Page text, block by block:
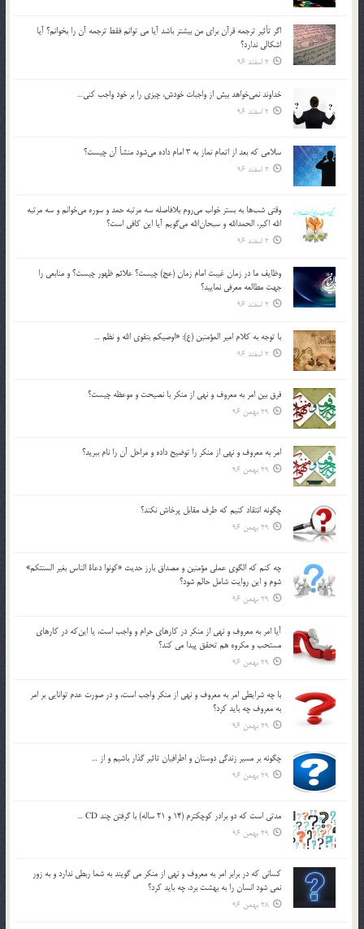
اگر تأثير ترجمه قرآن براي من بيشتر باشد آيا مي توانم فقط ترجمه آن را بخوانم؟ آيا
اشكالي ندارد؟
2 اسفند 96
خداوند نمي‌خواهد بيش از واجبات خودش، چيزي را بر خود واجب كني…
2 اسفند 96
سلامي كه بعد از اتمام نماز به 3 امام داده مي‌شود منشأ آن چيست؟
2 اسفند 96
وقتي شب‌ها به بستر خواب مي‌روم بلافاصله سه مرتبه حمد و سوره مي‌خوانم و سه مرتبه
الله اكبر، الحمدالله و سبحان‌الله مي‌گويم آيا اين كافي است؟
2 اسفند 96
وظايف ما در زمان غيبت امام زمان (عج) چيست؟ علائم ظهور چيست؟ و منابعي را
جهت مطالعه معرفي نماييد؟
2 اسفند 96
با توجه به كلام امير المؤمنين (ع): «اوصيكم بتقوي الله و نظم …
2 اسفند 96
فرق بين امر به معروف و نهي از منكر با نصيحت و موعظه چيست؟
29 بهمن 96
امر به معروف و نهي از منكر را توضيح داده و مراحل آن را نام ببريد؟
29 بهمن 96
چگونه انتقاد كنيم كه طرف مقابل پرخاش نكند؟
29 بهمن 96
چه كنم كه الگوي عملي مؤمنين و مصداق بارز حديث «كونوا دعاة الناس بغير السنتكم»
شوم و اين روايت شامل حالم شود؟
29 بهمن 96
آيا امر به معروف و نهي از منكر در كارهاي حرام و واجب است، يا اين‌كه در كارهاي
مستحب و مكروه هم تحقق پيدا مي كند؟
29 بهمن 96
با چه شرايطي امر به معروف و نهي از منکر واجب است، و در صورت عدم توانايي بر امر
به معروف چه بايد کرد؟
29 بهمن 96
چگونه بر مسير زندگي دوستان و اطرافيان تاثير گذار باشيم و از …
29 بهمن 96
مدتي است كه دو برادر كوچكترم (14 و 21 ساله) با گرفتن چند CD …
29 بهمن 96
كساني كه در برابر امر به معروف و نهي از منكر مي گويند به شما ربطي ندارد و به زور
نمي شود انسان را به بهشت برد، چه بايد كرد؟
28 بهمن 96